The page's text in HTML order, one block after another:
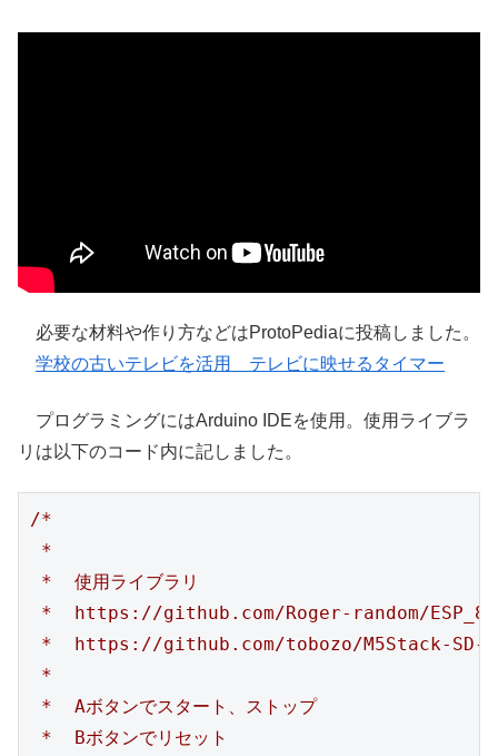
必要な材料や作り方などはProtoPediaに投稿しました。
学校の古いテレビを活用 テレビに映せるタイマー
プログラミングにはArduino IDEを使用。使用ライブラ
リは以下のコード内に記しました。
/*
*
*  使用ライブラリ
*  https://github.com/Roger-random/
*  https://github.com/tobozo/M5Stack-SD-
*
*  Aボタンでスタート、ストップ
*  Bボタンでリセット